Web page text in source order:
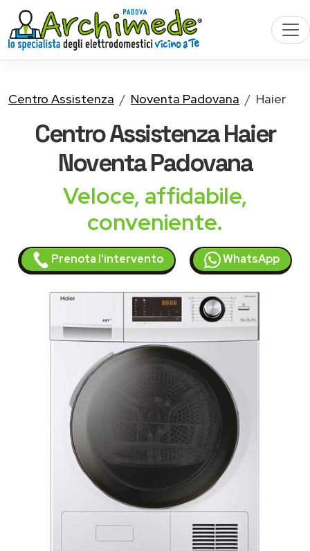
Centro Assistenza Noventa Padovana Haier
Centro AssistenzaHaier
Noventa Padovana
Veloce, affidabile,
conveniente.
Prenota l'intervento WhatsApp